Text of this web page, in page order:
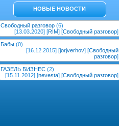
НОВЫЕ НОВОСТИ
Свободный разговор (6)
[13.03.2020] [RIM] [Свободный разговор]
Бабы (0)
[16.12.2015] [jorjverhov] [Свободный
разговор]
ГАЗЕЛЬ БИЗНЕС (2)
[15.11.2012] [nevesta] [Свободный разговор]